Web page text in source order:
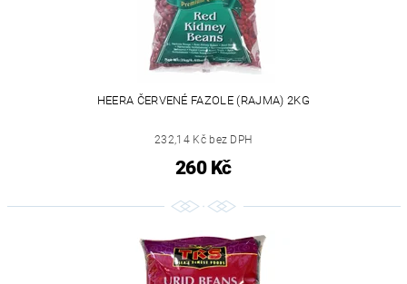
HEERA ČERVENÉ FAZOLE (RAJMA) 2KG
232,14 Kč bez DPH
260 Kč